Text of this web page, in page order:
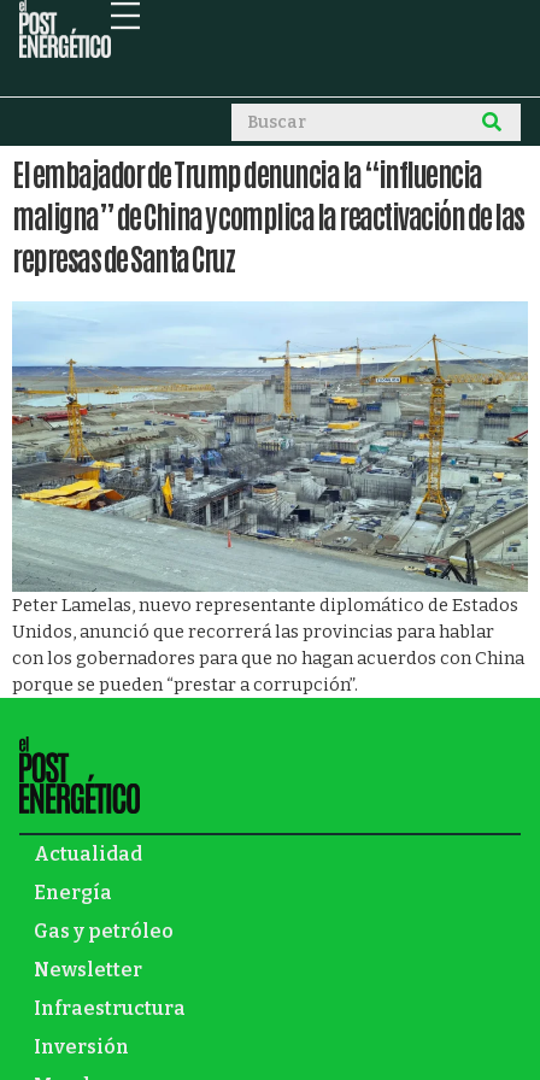
El embajador de Trump denuncia la “influencia
maligna” de China y complica la reactivación de las
represas de Santa Cruz
Peter Lamelas, nuevo representante diplomático de Estados
Unidos, anunció que recorrerá las provincias para hablar
con los gobernadores para que no hagan acuerdos con China
porque se pueden “prestar a corrupción”.
Actualidad
Energía
Gas y petróleo
Newsletter
Infraestructura
Inversión